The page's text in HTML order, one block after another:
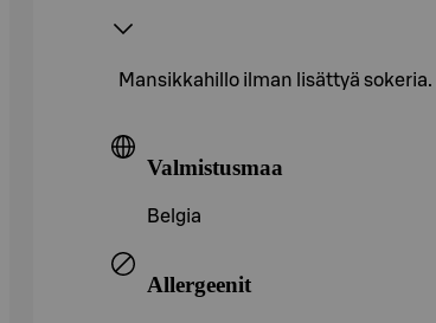
Mansikkahillo ilman lisättyä
Valmistusmaa
Belgia
Allergeenit